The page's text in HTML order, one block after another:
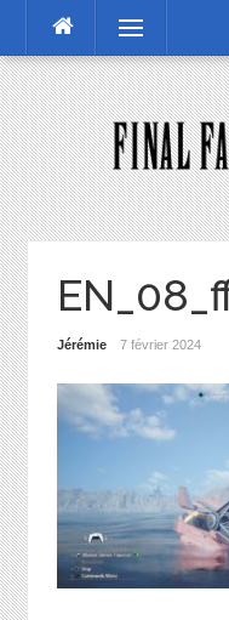
content
Menu
Jérémie 7 février 2024